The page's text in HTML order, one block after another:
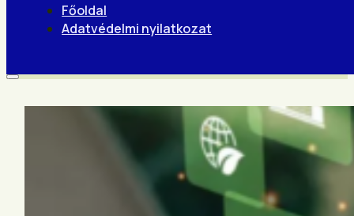
Főoldal
Adatvédelmi nyilatkozat